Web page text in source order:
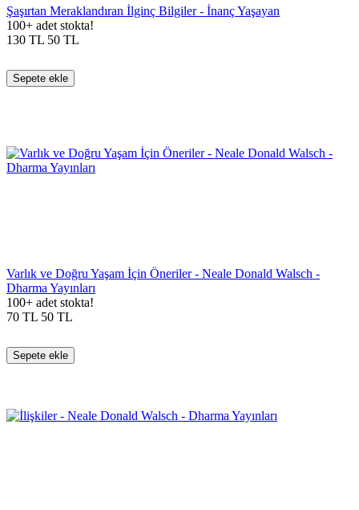
Şaşırtan Meraklandıran İlginç Bilgiler - İnanç Yaşayan
100+ adet stokta!
130 TL 50 TL
Sepete ekle
Varlık ve Doğru Yaşam İçin Öneriler - Neale Donald Walsch -
Dharma Yayınları
100+ adet stokta!
70 TL 50 TL
Sepete ekle